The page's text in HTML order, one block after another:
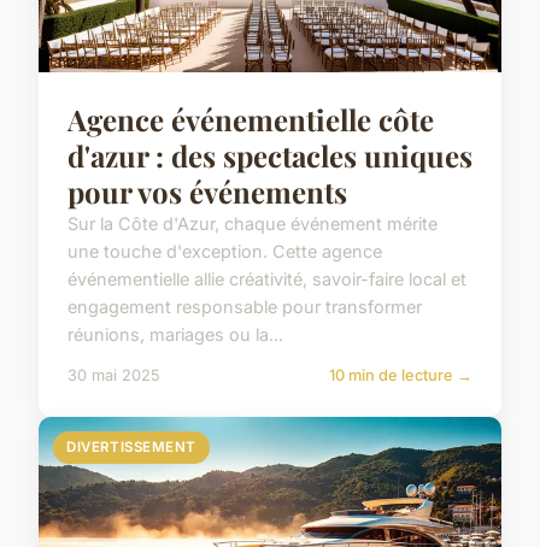
Agence événementielle côte
d'azur : des spectacles uniques
pour vos événements
Sur la Côte d'Azur, chaque événement mérite
une touche d'exception. Cette agence
événementielle allie créativité, savoir-faire local et
engagement responsable pour transformer
réunions, mariages ou la...
30 mai 2025 10 min de lecture →
DIVERTISSEMENT